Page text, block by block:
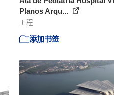
Planos Arqu...
工程
添加书签